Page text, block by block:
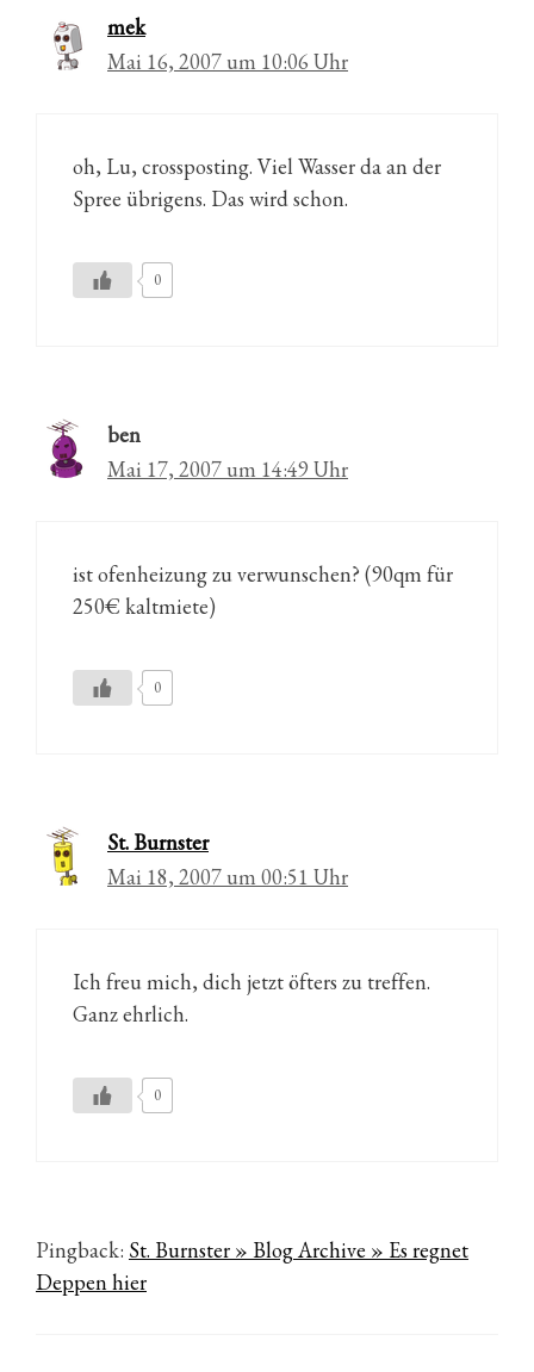
mek
Mai 16, 2007 um 10:06 Uhr
oh, Lu, crossposting. Viel Wasser da an der
Spree übrigens. Das wird schon.
0
ben
Mai 17, 2007 um 14:49 Uhr
ist ofenheizung zu verwunschen? (90qm für
250€ kaltmiete)
0
St. Burnster
Mai 18, 2007 um 00:51 Uhr
Ich freu mich, dich jetzt öfters zu treffen.
Ganz ehrlich.
0
Pingback: St. Burnster » Blog Archive » Es regnet
Deppen hier